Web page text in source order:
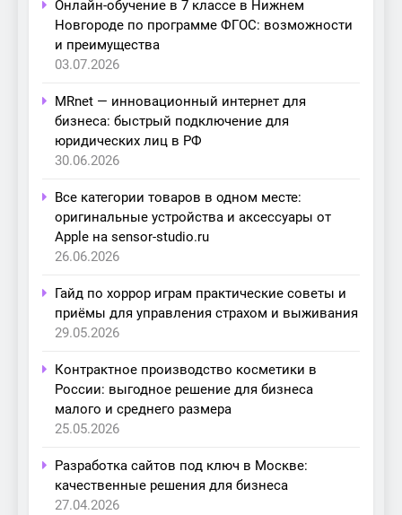
Онлайн-обучение в 7 классе в Нижнем
Новгороде по программе ФГОС: возможности
и преимущества
03.07.2026
MRnet — инновационный интернет для
бизнеса: быстрый подключение для
юридических лиц в РФ
30.06.2026
Все категории товаров в одном месте:
оригинальные устройства и аксессуары от
Apple на sensor-studio.ru
26.06.2026
Гайд по хоррор играм практические советы и
приёмы для управления страхом и выживания
29.05.2026
Контрактное производство косметики в
России: выгодное решение для бизнеса
малого и среднего размера
25.05.2026
Разработка сайтов под ключ в Москве:
качественные решения для бизнеса
27.04.2026